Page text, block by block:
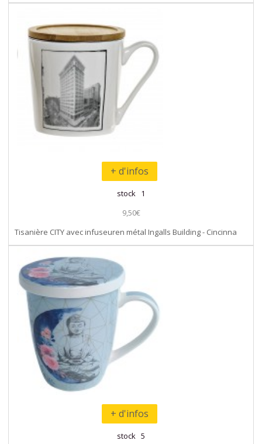
+ d'infos
stock 1
9,50€
Tisanière CITY avec infuseuren métal Ingalls Building - Cincinna
+ d'infos
stock 5